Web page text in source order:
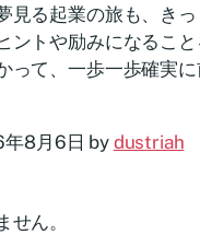
見る起業の旅も、き
ントや励みになること
って、一歩一歩確実に
年8月6日 by dustriah
せん。